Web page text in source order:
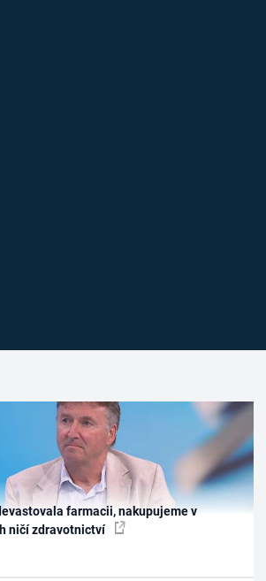
farmacii, nakupujeme v
ničí zdravotnictví